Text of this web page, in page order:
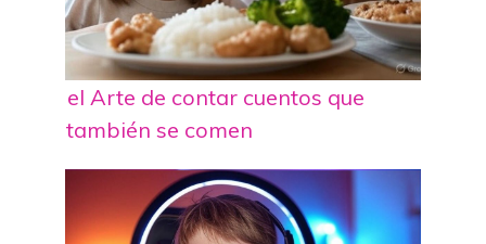
el Arte de contar cuentos que
también se comen